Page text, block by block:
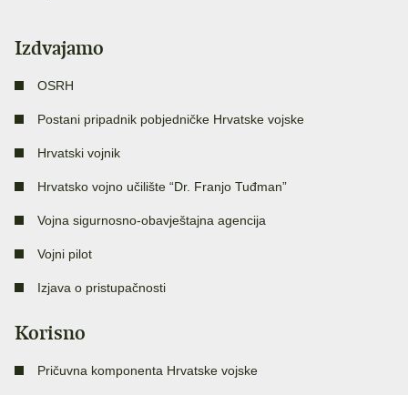
Izdvajamo
OSRH
Postani pripadnik pobjedničke Hrvatske vojske
Hrvatski vojnik
Hrvatsko vojno učilište “Dr. Franjo Tuđman”
Vojna sigurnosno-obavještajna agencija
Vojni pilot
Izjava o pristupačnosti
Korisno
Pričuvna komponenta Hrvatske vojske